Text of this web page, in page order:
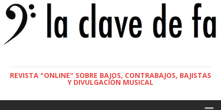
REVISTA "ONLINE" SOBRE BAJOS, CONTRABAJOS, BAJISTAS
Y DIVULGACIÓN MUSICAL